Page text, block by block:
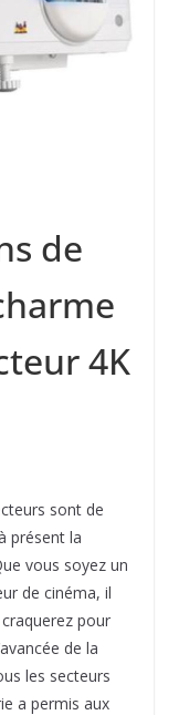
de
4K
sont de
présent la
vous soyez un
de cinéma, il
pour
de la
les secteurs
a permis aux